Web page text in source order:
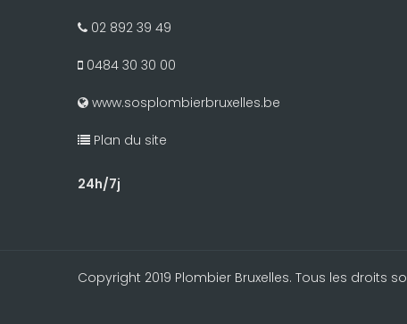
02 892 39 49
0484 30 30 00
www.sosplombierbruxelles.be
Plan du site
24h/7j
Copyright 2019 Plombier Bruxelles. Tous les droits